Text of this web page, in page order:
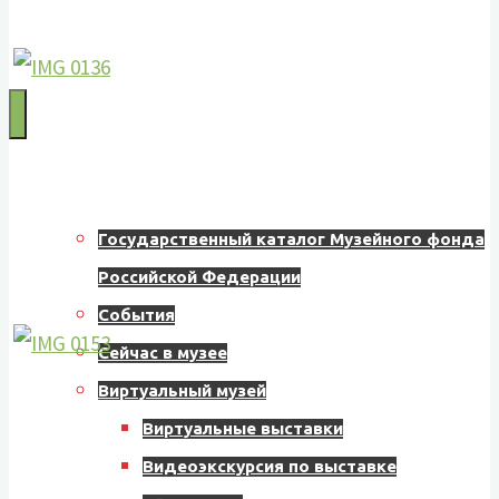
бюджетное
учреждение
культуры
муниципального
округа
Государственный каталог Музейного фонда
Российской Федерации
События
Сейчас в музее
Виртуальный музей
Виртуальные выставки
Видеоэкскурсия по выставке